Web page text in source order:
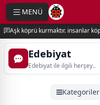
MENÜ
Edebiyat
Edebiyat ile ilgili herşey..
Kategoriler
menu